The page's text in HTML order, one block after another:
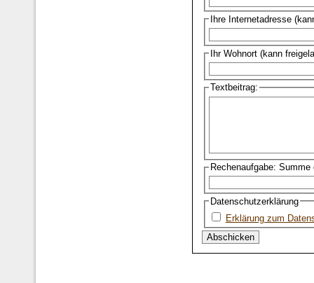
Ihre Internetadresse
Ihr Wohnort (kann
Textbeitrag:
Rechenaufgabe:
Datenschutzerklärung
Erklärung zum